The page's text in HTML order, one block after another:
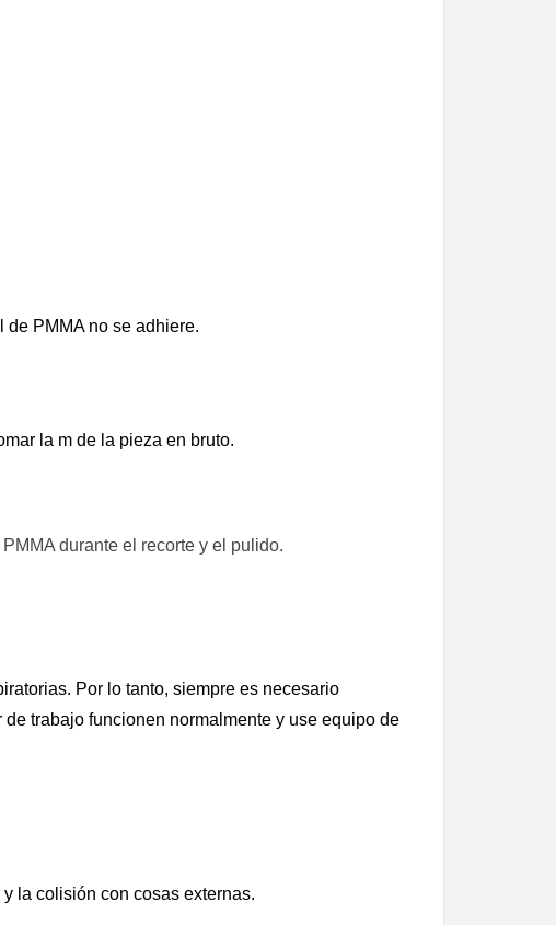
PMMA no se adhiere.
la m de la pieza en bruto.
durante el recorte y el pulido.
Por lo tanto, siempre es necesario
trabajo funcionen normalmente y use equipo de
la colisión con cosas externas.